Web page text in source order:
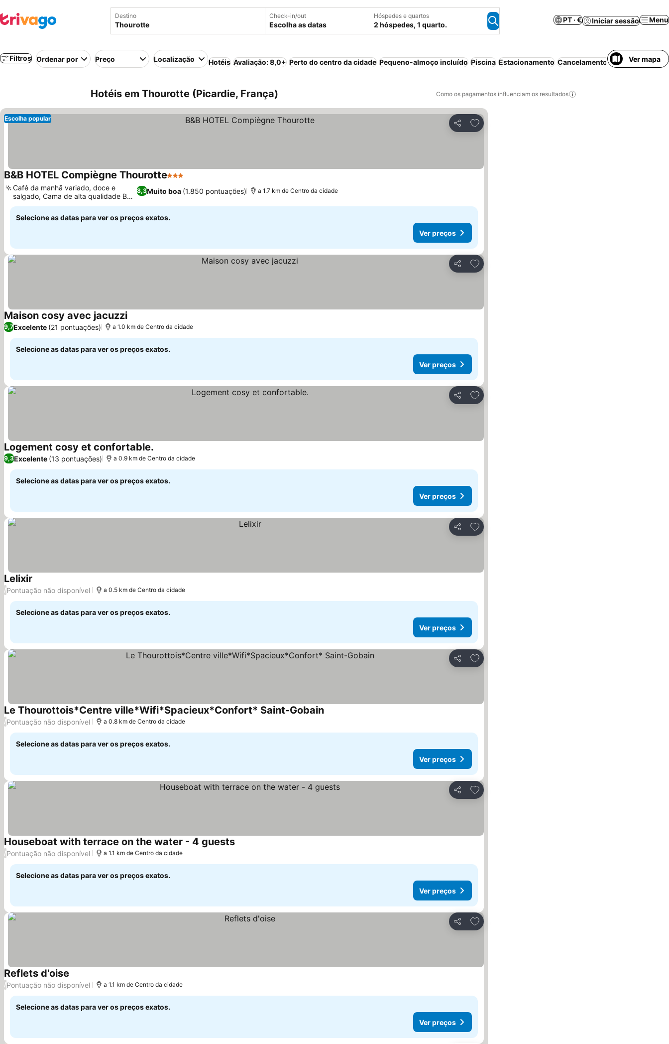
Destino Check-in/out
Escolha as datas
Hóspedes e quartos
2 hóspedes, 1 quarto.
PT · € Iniciar sessão Menu
Filtros Ordenar por Preço Localização Hotéis Avaliação: 8,0+ Perto do centro da cidade Pequeno-almoço incluído Piscina Estacionamento Cancelamento gratuitoVer mapa
Hotéis em Thourotte (Picardie, França) Como os pagamentos influenciam os resultados
Partilhar
Adicionar aos favoritos
Escolha popular
B&B HOTEL Compiègne Thourotte3 Estrelas
8,3Muito boa (1.850 pontuações)
Café da manhã variado, doce e
salgado, Cama de alta qualidade B&B
By Bultex
a 1.7 km de Centro da cidade
Selecione as datas para ver os preços exatos.
Ver preços
Partilhar
Adicionar aos favoritos
Maison cosy avec jacuzzi
9,7Excelente (21 pontuações) a 1.0 km de Centro da cidade
Selecione as datas para ver os preços exatos.
Ver preços
Partilhar
Adicionar aos favoritos
Logement cosy et confortable.
9,3Excelente (13 pontuações) a 0.9 km de Centro da cidade
Selecione as datas para ver os preços exatos.
Ver preços
Partilhar
Adicionar aos favoritos
Lelixir
/Pontuação não disponível a 0.5 km de Centro da cidade
Selecione as datas para ver os preços exatos.
Ver preços
Partilhar
Adicionar aos favoritos
Le Thourottois*Centre ville*Wifi*Spacieux*Confort* Saint-Gobain
/Pontuação não disponível a 0.8 km de Centro da cidade
Selecione as datas para ver os preços exatos.
Ver preços
Partilhar
Adicionar aos favoritos
Houseboat with terrace on the water - 4 guests
/Pontuação não disponível a 1.1 km de Centro da cidade
Selecione as datas para ver os preços exatos.
Ver preços
Partilhar
Adicionar aos favoritos
Reflets d'oise
/Pontuação não disponível a 1.1 km de Centro da cidade
Selecione as datas para ver os preços exatos.
Ver preços